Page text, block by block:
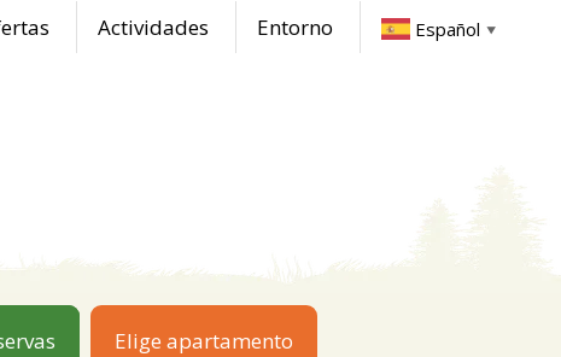
Actividades Entorno Español ▼
Elige apartamento